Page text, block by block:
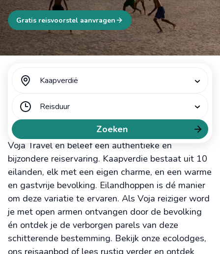
Gratis reisvoorstel aanvragen
Kaapverdië
Reisduur
Zoeken
De Kaapverdische eilanden
Voja Travel is dé specialist van de Benelux voor de
Kaapverdische eilanden. Ontdek Kaapverdië met
Voja Travel en beleef een authentieke en
bijzondere reiservaring. Kaapverdie bestaat uit 10
eilanden, elk met een eigen charme, en een warme
en gastvrije bevolking. Eilandhoppen is dé manier
om deze variatie te ervaren. Als Voja reiziger word
je met open armen ontvangen door de bevolking
én ontdek je de verborgen parels van deze
schitterende bestemming. Bekijk onze ecolodges,
ons reisaanbod of lees rustig verder en ontdek